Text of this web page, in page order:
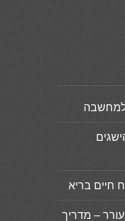
למחשבה
חיים בריא
– מדריך